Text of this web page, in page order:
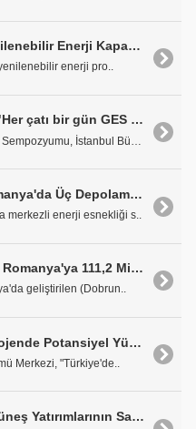
Acwa ile 5 GW Yenilenebilir Enerji Kapasitesine İlişkin Anlaşma İmzalandı
enerji pro..
Dr. Yüksel Yalçın, "Her çatı bir gün GES olacak"
Kontek Energy Almanya'da Üç Depolama Projesi Hayata Geçirecek
merkezli enerji esnekliği s..
YEO Teknoloji'den Romanya'ya 111,2 Milyon Dolarlık GES Yatırımı
geliştirilen (Dobrun..
"Yenilenebilir Hidrojende Potansiyel Yüksek, Stratejik ve Uygulanabilir Eylem Planı Şart"
Merkezi, "Türkiye'de..
2026, Rüzgar ve Güneş Yatırımlarının Sahada Karşılık Bulduğu Yıl Olacak